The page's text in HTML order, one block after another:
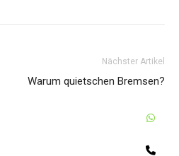
Nächster Artikel
Warum quietschen Bremsen?